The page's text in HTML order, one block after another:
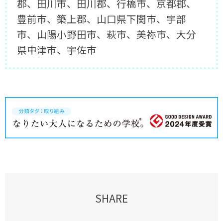
郡、田川市、田川郡、行橋市、京都郡、
豊前市、築上郡、山口県下関市、宇部
市、山陽小野田市、萩市、美祢市、大分
県中津市、宇佐市
SHARE